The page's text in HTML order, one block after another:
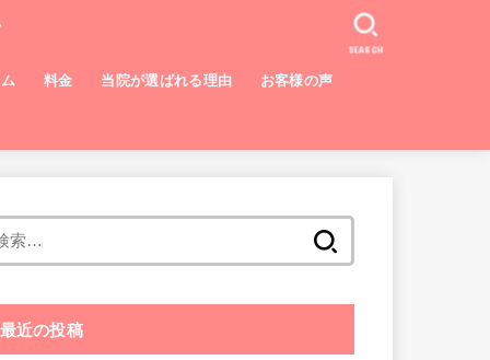
料金 当院が選ばれる理由 お客様の声
SEARCH
最近の投稿